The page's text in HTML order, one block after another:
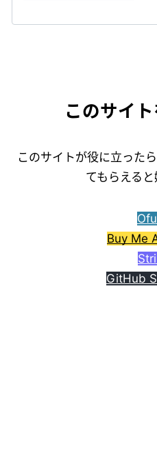
このサイ
このサイトが役に立った
てもらえると
Buy Me
GitHub